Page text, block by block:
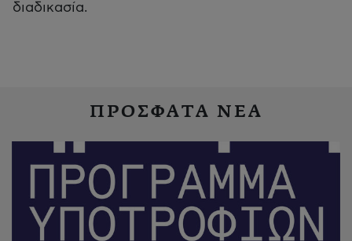
διαδικασία.
ΠΡΟΣΦΑΤΑ ΝΕΑ